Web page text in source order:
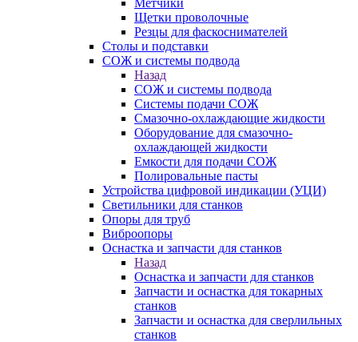
Метчики
Щетки проволочные
Резцы для фаскоснимателей
Столы и подставки
СОЖ и системы подвода
Назад
СОЖ и системы подвода
Системы подачи СОЖ
Смазочно-охлаждающие жидкости
Оборудование для смазочно-
охлаждающей жидкости
Емкости для подачи СОЖ
Полировальные пасты
Устройства цифровой индикации (УЦИ)
Светильники для станков
Опоры для труб
Виброопоры
Оснастка и запчасти для станков
Назад
Оснастка и запчасти для станков
Запчасти и оснастка для токарных
станков
Запчасти и оснастка для сверлильных
станков